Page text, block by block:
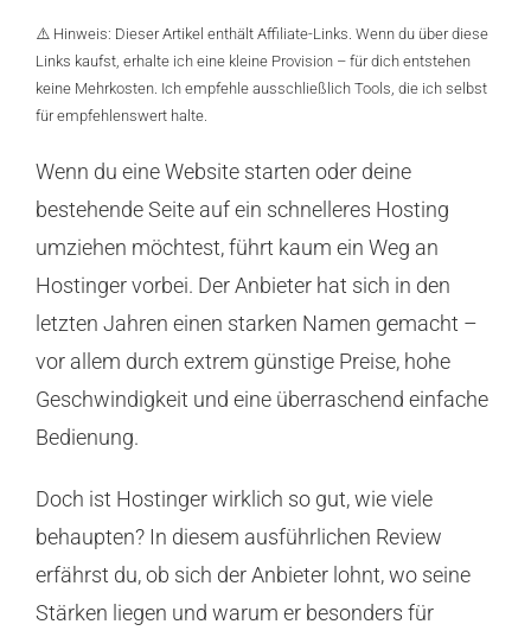
⚠️ Hinweis: Dieser Artikel enthält Affiliate-Links. Wenn du über diese
Links kaufst, erhalte ich eine kleine Provision – für dich entstehen
keine Mehrkosten. Ich empfehle ausschließlich Tools, die ich selbst
für empfehlenswert halte.
Wenn du eine Website starten oder deine
bestehende Seite auf ein schnelleres Hosting
umziehen möchtest, führt kaum ein Weg an
Hostingervorbei. Der Anbieter hat sich in den
letzten Jahren einen starken Namen gemacht –
vor allem durch extrem günstige Preise, hohe
Geschwindigkeit und eine überraschend einfache
Bedienung.
Doch ist Hostinger wirklich so gut, wie viele
behaupten? In diesem ausführlichen Review
erfährst du, ob sich der Anbieter lohnt, wo seine
Stärken liegen und warum er besonders für